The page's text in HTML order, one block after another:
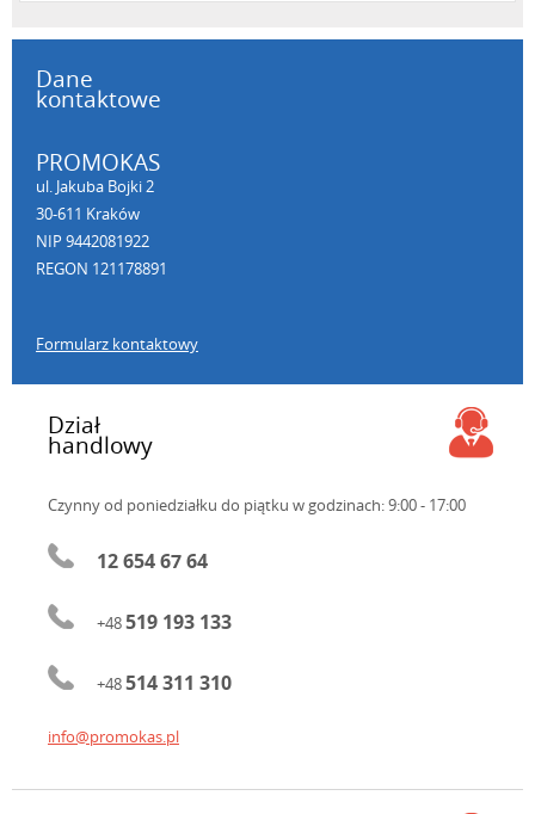
Dane
kontaktowe
PROMOKAS
ul. Jakuba Bojki 2
30-611 Kraków
NIP 9442081922
REGON 121178891
Formularz kontaktowy
Dział
handlowy
Czynny od poniedziałku do piątku w godzinach: 9:00 - 17:00
12 654 67 64
+48519 193 133
+48514 311 310
info@promokas.pl